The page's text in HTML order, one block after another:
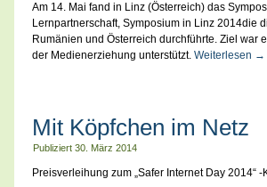
Am 14. Mai fand in Linz (Österreich) das
Lernpartnerschaft, Symposium in Linz 2014die
Rumänien und Österreich durchführte. Ziel war
der Medienerziehung unterstützt. Weiterlesen →
Mit Köpfchen im Netz
Publiziert 30. März 2014
Preisverleihung zum „Safer Internet Day 2014“